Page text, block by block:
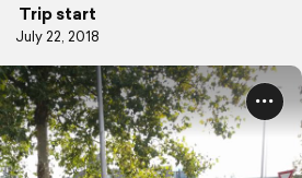
Trip start
July 22, 2018